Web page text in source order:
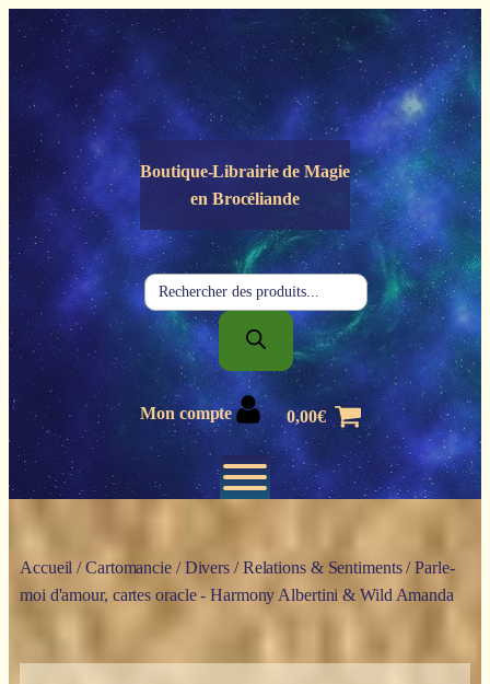
Panneau de gestion des cookies
Boutique-Librairie deMagie
en Brocéliande
Recherche
de
produits
Mon compte 0,00€
Accueil /Cartomancie/Divers /Relations & Sentiments/ Parle-
moi d'amour, cartes oracle - Harmony Albertini & Wild Amanda